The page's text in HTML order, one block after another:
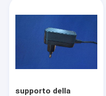
Adattatori di corrente
Adattatore di
supporto della